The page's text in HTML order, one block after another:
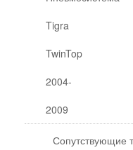
Сопутствующие